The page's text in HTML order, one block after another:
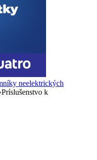
neelektrických
Príslušenstvo k